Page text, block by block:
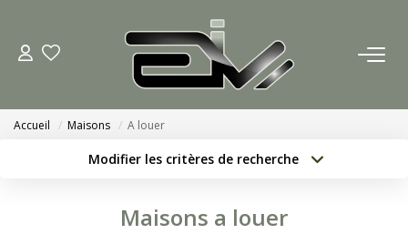
ACCUEIL
Nos Actualités
Accueil Maisons A louer
Modifier les critères de recherche
Maisons a louer